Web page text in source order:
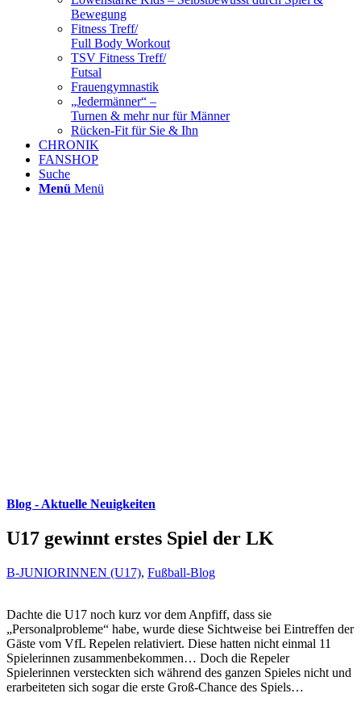
Bewegung
Fitness Treff/
Full Body Workout
TSV Fitness Treff/
Futsal
Frauengymnastik
„Jedermänner“ –
Turnen & mehr nur für Männer
Rücken-Fit für Sie & Ihn
CHRONIK
FANSHOP
Suche
Menü Menü
Blog - Aktuelle Neuigkeiten
U17 gewinnt erstes Spiel der LK
B-JUNIORINNEN (U17), Fußball-Blog
Dachte die U17 noch kurz vor dem Anpfiff, dass sie
„Personalprobleme“ habe, wurde diese Sichtweise bei Eintreffen der
Gäste vom VfL Repelen relativiert. Diese hatten nicht einmal 11
Spielerinnen zusammenbekommen… Doch die Repeler
Spielerinnen versteckten sich während des ganzen Spieles nicht und
erarbeiteten sich sogar die erste Groß-Chance des Spiels…